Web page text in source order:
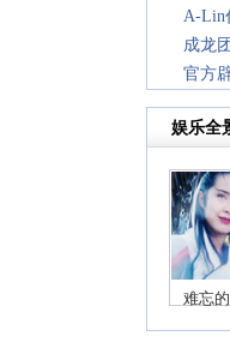
A-Lin
成龙
官方